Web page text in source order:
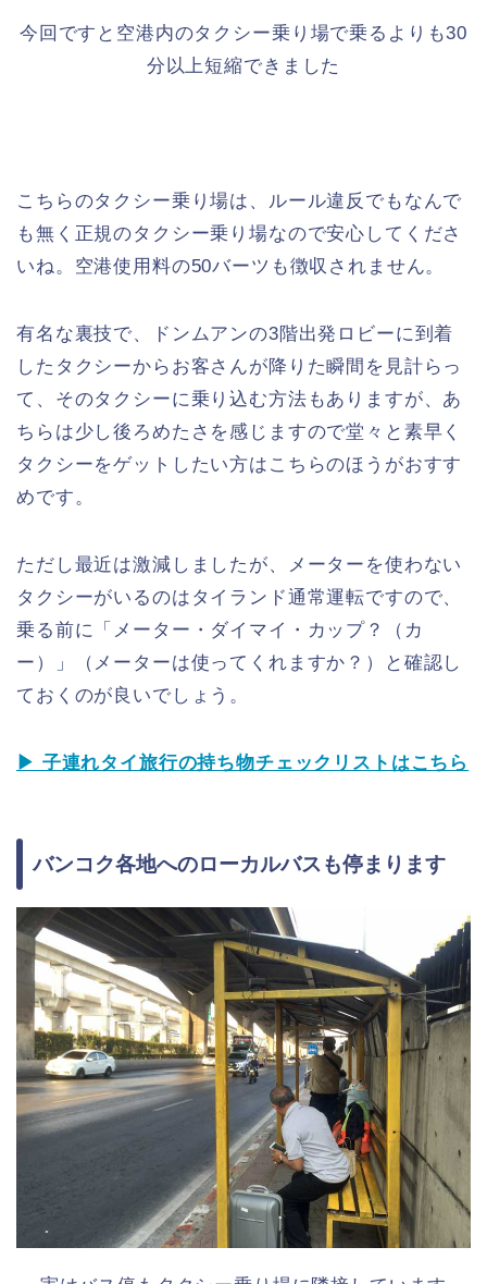
今回ですと空港内のタクシー乗り場で乗るよりも30
分以上短縮できました
こちらのタクシー乗り場は、ルール違反でもなんで
も無く正規のタクシー乗り場なので安心してくださ
いね。空港使用料の50バーツも徴収されません。
有名な裏技で、ドンムアンの3階出発ロビーに到着
したタクシーからお客さんが降りた瞬間を見計らっ
て、そのタクシーに乗り込む方法もありますが、あ
ちらは少し後ろめたさを感じますので堂々と素早く
タクシーをゲットしたい方はこちらのほうがおすす
めです。
ただし最近は激減しましたが、メーターを使わない
タクシーがいるのはタイランド通常運転ですので、
乗る前に「メーター・ダイマイ・カップ？（カ
ー）」（メーターは使ってくれますか？）と確認し
ておくのが良いでしょう。
▶ 子連れタイ旅行の持ち物チェックリストはこちら
バンコク各地へのローカルバスも停まります